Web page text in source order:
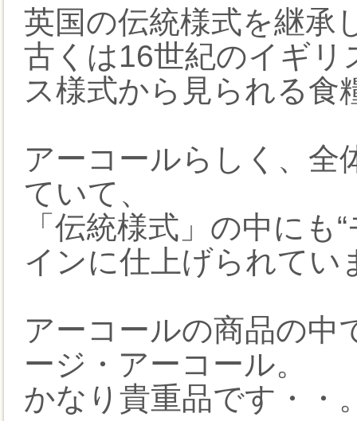
英国の伝統様式を継承
古くは16世紀のイギ
ス様式から見られる食
アーコールらしく、全
ていて、
「伝統様式」の中にも
インに仕上げられてい
アーコールの商品の中
ージ・アーコール。
かなり貴重品です・・